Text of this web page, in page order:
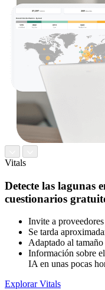
Vitals
Detecte las lagunas
cuestionarios
Invite a
Se tarda
Adaptado al
Información sobre
IA en unas pocas
Explorar Vitals